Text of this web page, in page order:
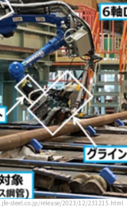
steel.co.jp/release/2023/12/231215.html